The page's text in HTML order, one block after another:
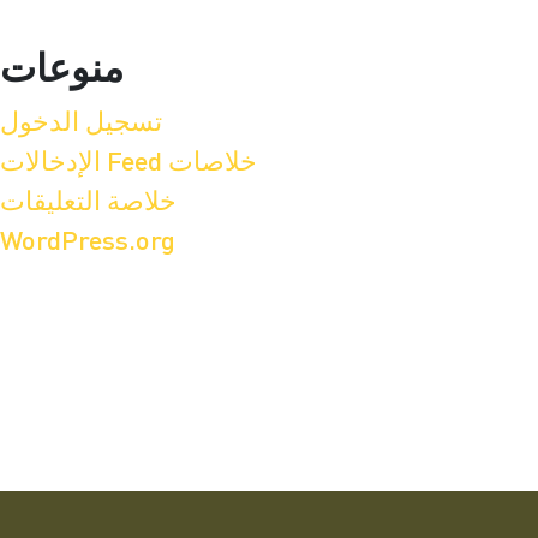
منوعات
تسجيل الدخول
خلاصات Feed الإدخالات
خلاصة التعليقات
WordPress.org